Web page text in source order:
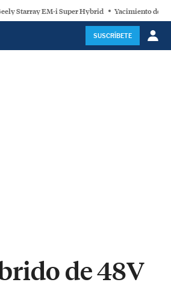
Starray EM-i Super Hybrid Yacimiento de litio
SUSCRÍBETE
de 48V